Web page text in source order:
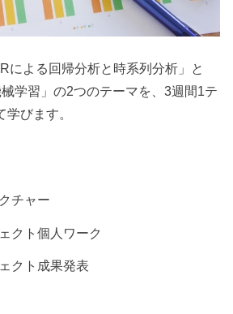
による回帰分析と時系列分析」と
械学習」の2つのテーマを、3週間1テ
びます。
チャー
クト個人ワーク
クト成果発表